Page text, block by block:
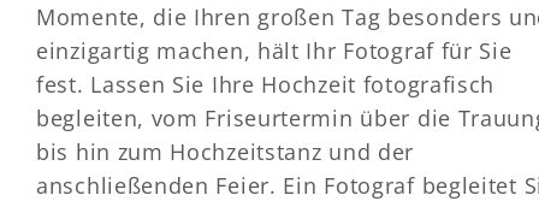
Momente, die Ihren großen Tag besonders
einzigartig machen, hält Ihr Fotograf für Sie
fest. Lassen Sie Ihre Hochzeit fotografisch
begleiten, vom Friseurtermin über die
bis hin zum Hochzeitstanz und der
anschließenden Feier. Ein Fotograf begleitet